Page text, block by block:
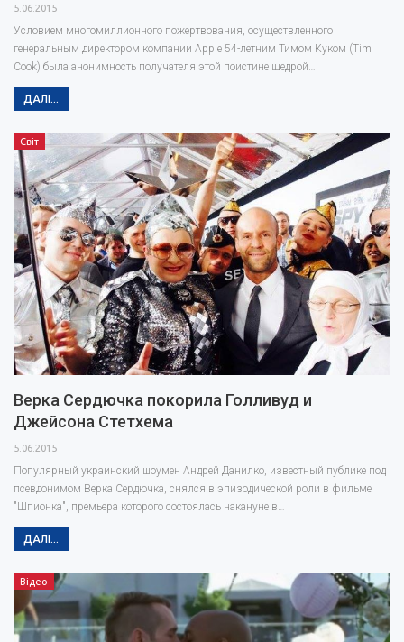
5.06.2015
Условием многомиллионного пожертвования, осуществленного
генеральным директором компании Apple 54-летним Тимом Куком (Tim
Cook) была анонимность получателя этой поистине щедрой…
ДАЛІ...
Світ
Верка Сердючка покорила Голливуд и
Джейсона Стетхема
5.06.2015
Популярный украинский шоумен Андрей Данилко, известный публике под
псевдонимом Верка Сердючка, снялся в эпизодической роли в фильме
"Шпионка", премьера которого состоялась накануне в…
ДАЛІ...
Відео